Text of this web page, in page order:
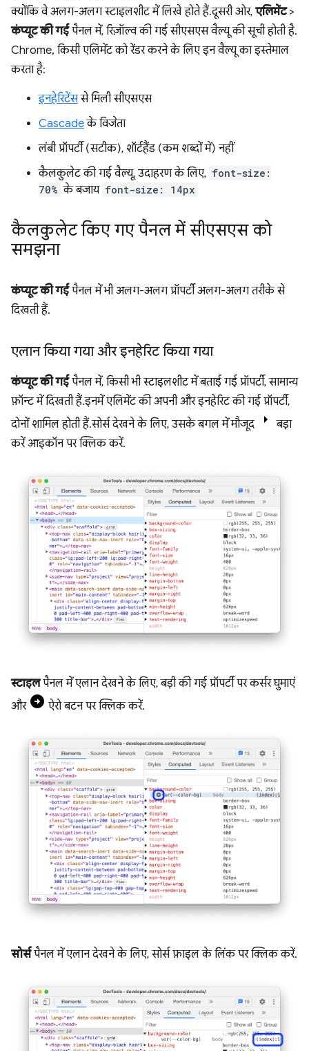
क्योंकि वे अलग-अलग स्टाइलशीट में लिखे होते हैं. दूसरी ओर, एलिमेंट>
कंप्यूट की गईपैनल में, रिज़ॉल्व की गई सीएसएस वैल्यू की सूची होती है.
Chrome, किसी एलिमेंट को रेंडर करने के लिए इन वैल्यू का इस्तेमाल
करता है:
इनहेरिटेंससे मिली सीएसएस
Cascadeके विजेता
लंबी प्रॉपर्टी (सटीक), शॉर्टहैंड (कम शब्दों में) नहीं
कैलकुलेट की गई वैल्यू, उदाहरण के लिए, font-size:
70% के बजाय font-size: 14px
कैलकुलेट किए गए पैनल में सीएसएस को
समझना
कंप्यूट की गईपैनल में भी अलग-अलग प्रॉपर्टी अलग-अलग तरीके से
दिखती हैं.
एलान किया गया और इनहेरिट किया गया
कंप्यूट की गईपैनल में, किसी भी स्टाइलशीट में बताई गई प्रॉपर्टी, सामान्य
फ़ॉन्ट में दिखती हैं. इनमें एलिमेंट की अपनी और इनहेरिट की गई प्रॉपर्टी,
दोनों शामिल होती हैं. सोर्स देखने के लिए, उसके बगल में मौजूद
बड़ा
करें आइकॉन पर क्लिक करें.
स्टाइलपैनल में एलान देखने के लिए, बड़ी की गई प्रॉपर्टी पर कर्सर घुमाएं
और
ऐरो बटन पर क्लिक करें.
सोर्सपैनल में एलान देखने के लिए, सोर्स फ़ाइल के लिंक पर क्लिक करें.